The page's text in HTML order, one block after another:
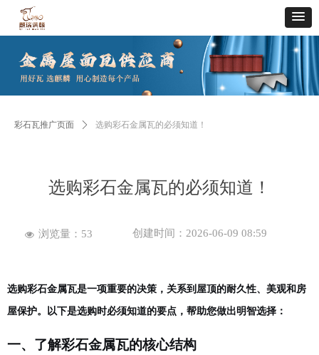
选购彩石金属瓦的必须知道！
选购彩石金属瓦是一项重要的决策，关系到屋顶的耐久性、美观和房
屋保护。以下是选购时必须知道的要点，帮助您做出明智选择：
一、了解彩石金属瓦的核心结构
创建时间： 2026-06-09 08:59
넶 浏览量： 53
彩石瓦推广页面 ꄲ 选购彩石金属瓦的必须知道！